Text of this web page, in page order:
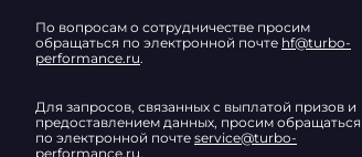
По вопросам о сотрудничестве просим
обращаться по электронной почте hf@turbo-
performance.ru.
Для запросов, связанных с выплатой призов и
предоставлением данных, просим обращаться
по электронной почте service@turbo-
performance.ru.